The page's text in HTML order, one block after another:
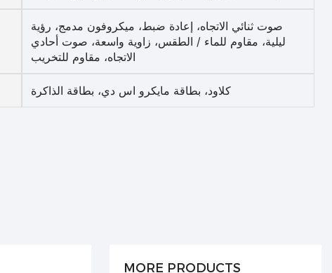
صوت ثنائي الاتجاه، إعادة ضبط، ميكروفون مدمج، رؤية
ليلية، مقاوم للماء / الطقس، زاوية واسعة، صوت أحادي
الاتجاه، مقاوم للتخريب
كلاود، بطاقة مايكرو اس دي، بطاقة الذاكرة
MORE PRODUCTS